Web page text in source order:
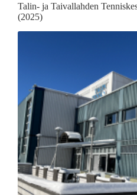
Talin- ja Taivallahden
(2025)